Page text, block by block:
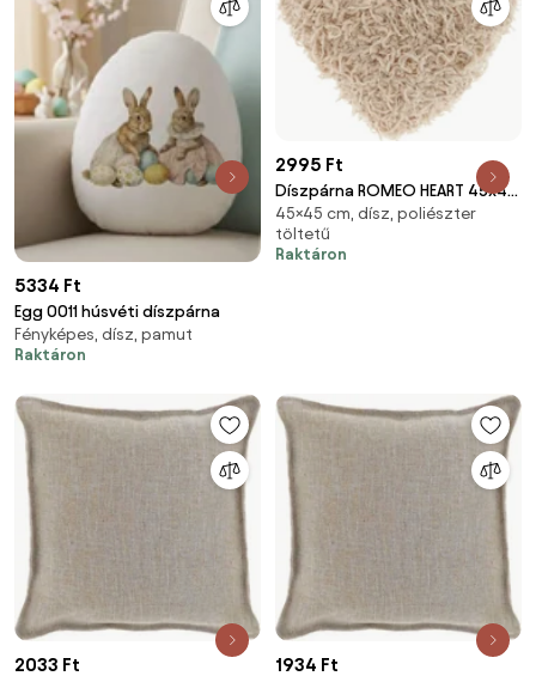
5334 Ft
Egg 0011 húsvéti díszpárna
Fényképes, dísz, pamut
Raktáron
2995 Ft
Díszpárna ROMEO HEART 45x45
cm, bézs
45×45 cm, dísz, poliészter
töltetű
Raktáron
2033 Ft 1934 Ft